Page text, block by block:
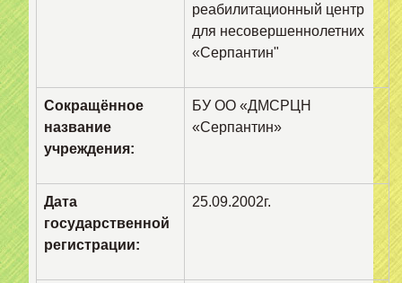
реабилитационный центр
для несовершеннолетних
«Серпантин"
Сокращённое
название
учреждения:
БУ ОО «ДМСРЦН
«Серпантин»
Дата
государственной
регистрации:
25.09.2002г.